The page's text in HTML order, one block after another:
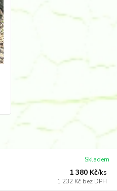
1 380 Kč/ks
1 232 Kč bez DPH
Skladem